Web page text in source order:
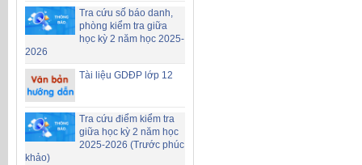
Tra cứu số báo danh,
phòng kiểm tra giữa
học kỳ 2 năm học 2025-
2026
Tài liệu GDĐP lớp 12
Tra cứu điểm kiểm tra
giữa học kỳ 2 năm học
2025-2026 (Trước phúc
khảo)